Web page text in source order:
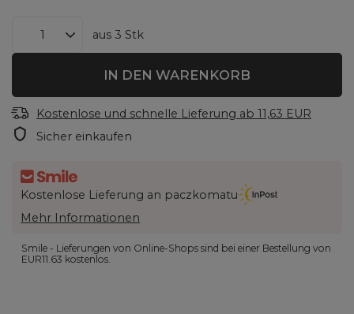
aus 3 Stk
IN DEN WARENKORB
Kostenlose und schnelle Lieferung ab 11,63 EUR
Sicher einkaufen
Kostenlose Lieferung an paczkomatu
Mehr Informationen
Smile - Lieferungen von Online-Shops sind bei einer Bestellung von
EUR11.63 kostenlos.